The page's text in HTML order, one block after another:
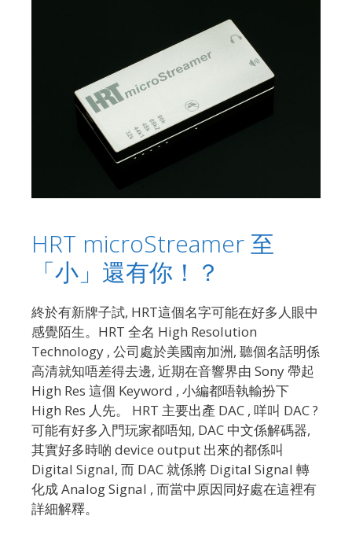
HRT microStreamer 至
「小」還有你！？
終於有新牌子試, HRT這個名字可能在好多人眼中
感覺陌生。HRT 全名 High Resolution
Technology , 公司處於美國南加洲, 聽個名話明係
高清就知唔差得去邊, 近期在音響界由 Sony 帶起
High Res 這個 Keyword , 小編都唔執輸扮下
High Res 人先。 HRT 主要出產 DAC , 咩叫 DAC ?
可能有好多入門玩家都唔知, DAC 中文係解碼器,
其實好多時啲 device output 出來的都係叫
Digital Signal, 而 DAC 就係將 Digital Signal 轉
化成 Analog Signal , 而當中原因同好處在這裡有
詳細解釋。